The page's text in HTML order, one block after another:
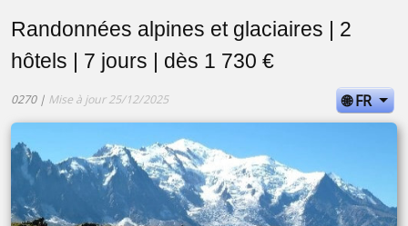
Randonnées alpines et glaciaires | 2
hôtels | 7 jours | dès 1 730 €
0270 | Mise à jour 25/12/2025 🌐 FR